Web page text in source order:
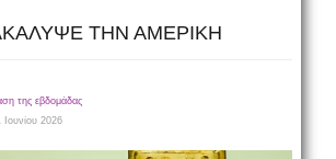
ΤΗΝ ΑΜΕΡΙΚΗ
της εβδομάδας
2026